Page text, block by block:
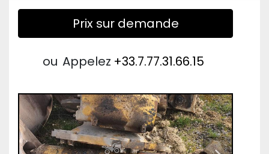
Prix sur demande
ou Appelez +33.7.77.31.66.15